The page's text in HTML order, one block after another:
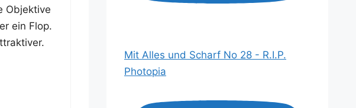
Objek­ti­ve
ein Flop.
Mit Alles und Scharf No 28 - R.I.P.
Photopia